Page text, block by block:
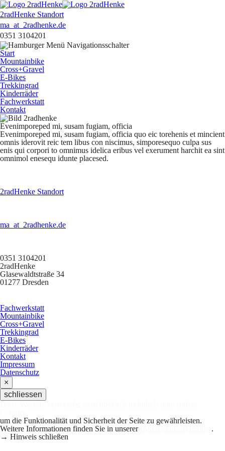
2radHenke Standort
ma _at_ 2radhenke.de
0351 3104201
Start
Mountainbike
Cross+Gravel
E-Bikes
Trekkingrad
Kinderräder
Fachwerkstatt
Kontakt
Evenimporeped mi, susam fugiam, officia
Evenimporeped mi, susam fugiam, officia quo eic torehenis et mincient
omnis iderovit reic tem libus con niscimus, simporesequo culpa sus
enis qui corpori to omnimus idelica eribus vel exerument harchit ea sint
omnimol enesequ idunte placesed.
2radHenke Standort
ma _at_ 2radhenke.de
0351 3104201
2radHenke
Glasewaldtstraße 34
01277 Dresden
Fachwerkstatt
Mountainbike
Cross+Gravel
Trekkingrad
E-Bikes
Kinderräder
Kontakt
Impressum
Datenschutz
×
schliessen
um die Funktionalität und Sicherheit der Seite zu gewährleisten.
Weitere Informationen finden Sie in unserer
.
→ Hinweis schließen